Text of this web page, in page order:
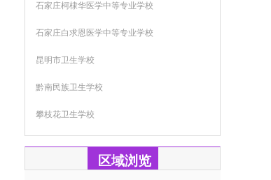
石家庄柯棣华医学中等专业学校
石家庄白求恩医学中等专业学校
昆明市卫生学校
黔南民族卫生学校
攀枝花卫生学校
区域浏览